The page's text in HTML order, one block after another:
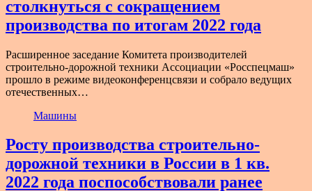
столкнуться с сокращением
производства по итогам 2022 года
Расширенное заседание Комитета производителей
строительно-дорожной техники Ассоциации «Росспецмаш»
прошло в режиме видеоконференцсвязи и собрало ведущих
отечественных…
Машины
Росту производства строительно-
дорожной техники в России в 1 кв.
2022 года поспособствовали ранее